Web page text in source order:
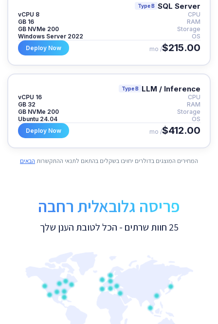
SQL Server
Type B
CPU
8 vCPU
RAM
16 GB
Storage
200 GB NVMe
OS
Windows Server 2022
$215.00
/ mo
Deploy Now
LLM / Inference
Type B
CPU
16 vCPU
RAM
32 GB
Storage
200 GB NVMe
OS
Ubuntu 24.04
$412.00
/ mo
Deploy Now
המחירים המוצגים בדולרים יחויבו בשקלים בהתאם לתנאי ההתקשרות הבאים
פריסה גלובאלית רחבה
25 חוות שרתים - הכל לטובת הענן שלך